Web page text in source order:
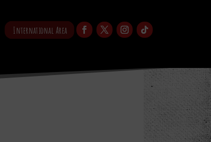
International Area